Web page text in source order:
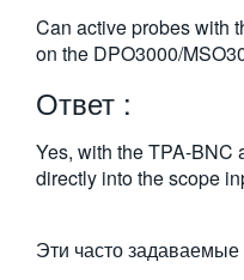
简体中文
日本語
한국어
繁體中文
Can active probes with
on the DPO3000/
Ответ :
Yes, with the TPA-BNC
directly into the scope
Эти часто